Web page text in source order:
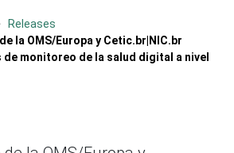
Releases
la OMS/Europa y Cetic.br|NIC.br
monitoreo de la salud digital a nivel